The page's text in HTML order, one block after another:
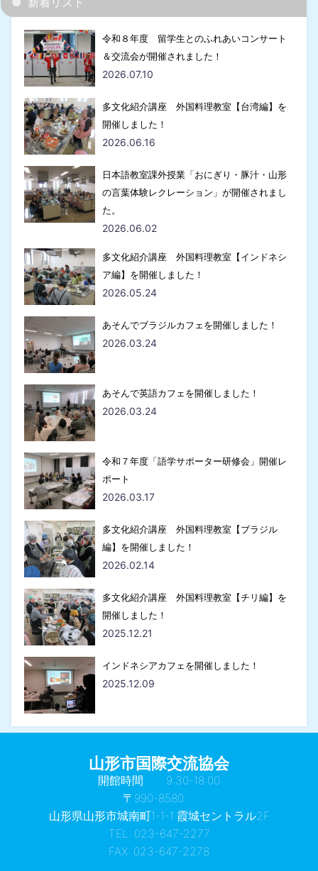
令和８年度 留学生とのふれあいコンサート
＆交流会が開催されました！
2026.07.10
多文化紹介講座 外国料理教室【台湾編】を
開催しました！
2026.06.16
日本語教室課外授業「おにぎり・豚汁・山形
の言葉体験レクレーション」が開催されまし
た。
2026.06.02
多文化紹介講座 外国料理教室【インドネシ
ア編】を開催しました！
2026.05.24
あそんでブラジルカフェを開催しました！
2026.03.24
あそんで英語カフェを開催しました！
2026.03.24
令和７年度「語学サポーター研修会」開催レ
ポート
2026.03.17
多文化紹介講座 外国料理教室【ブラジル
編】を開催しました！
2026.02.14
多文化紹介講座 外国料理教室【チリ編】を
開催しました！
2025.12.21
インドネシアカフェを開催しました！
2025.12.09
山形市国際交流協会
開館時間 9:30-18:00
〒990-8580
山形県山形市城南町1-1-1 霞城セントラル2F
TEL: 023-647-2277
FAX: 023-647-2278